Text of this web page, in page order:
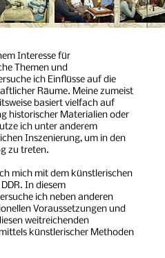
Interesse für
Themen und
ich Einflüsse auf die
Räume. Meine zumeist
basiert vielfach auf
historischer Materialien oder
ich unter anderem
Inszenierung, um in den
zu treten.
mich mit dem künstlerischen
In diesem
ich neben anderen
Voraussetzungen und
weitreichenden
künstlerischer Methoden